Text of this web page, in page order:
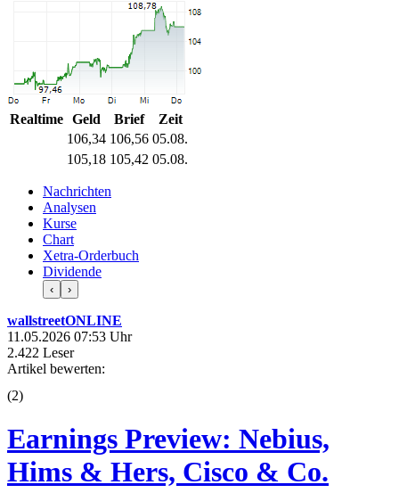
Realtime Geld Brief
Zeit
106,34 106,56 05.08.
105,18 105,42 05.08.
Nachrichten
Analysen
Kurse
Chart
Xetra-Orderbuch
Dividende
‹ ›
wallstreetONLINE
11.05.2026 07:53 Uhr
2.422 Leser
Artikel bewerten:
(2)
Earnings Preview: Nebius,
Hims & Hers, Cisco & Co.